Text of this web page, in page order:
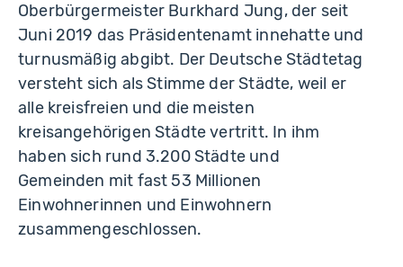
Oberbürgermeister Burkhard Jung, der seit
Juni 2019 das Präsidentenamt innehatte und
turnusmäßig abgibt. Der Deutsche Städtetag
versteht sich als Stimme der Städte, weil er
alle kreisfreien und die meisten
kreisangehörigen Städte vertritt. In ihm
haben sich rund 3.200 Städte und
Gemeinden mit fast 53 Millionen
Einwohnerinnen und Einwohnern
zusammengeschlossen.